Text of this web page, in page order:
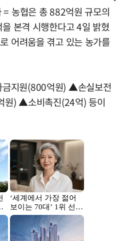
농협은 총 882억원 규모의
본격 시행한다고 4일 밝혔
어려움을 겪고 있는 농가를
지원(800억원) ▲손실보전
) ▲소비촉진(24억) 등이